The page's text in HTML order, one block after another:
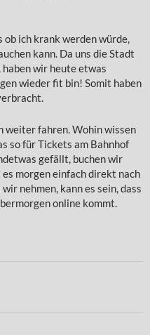
ob ich krank werden würde,
kann. Da uns die Stadt
wir heute etwas
wieder fit bin! Somit haben
weiter fahren. Wohin wissen
so für Tickets am Bahnhof
gefällt, buchen wir
morgen einfach direkt nach
nehmen, kann es sein, dass
online kommt.